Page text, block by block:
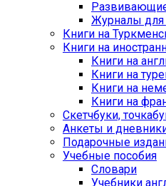
Журналы для
Книги на
Книги на
Книги на
Книги на
Книги на
Книги на
Cкетчбуки,
Анкеты и
Подарочные
Учебные пособия
Словари
Учебники